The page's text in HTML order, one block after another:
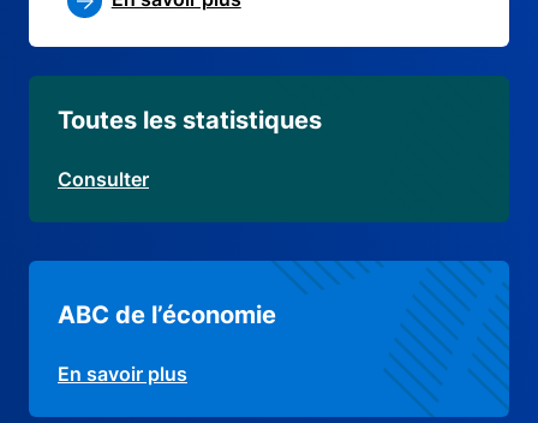
Toutes les statistiques
Consulter
ABC de l’économie
En savoir plus